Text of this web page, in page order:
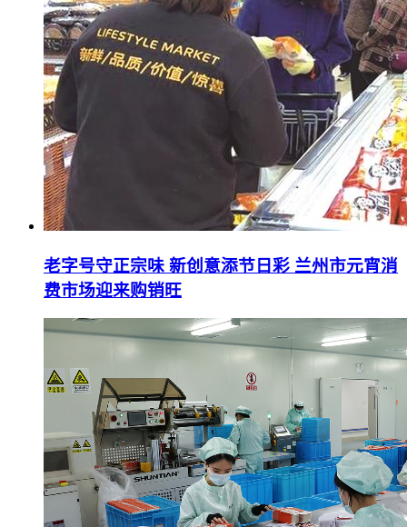
老字号守正宗味 新创意添节日彩 兰州市元宵消
费市场迎来购销旺